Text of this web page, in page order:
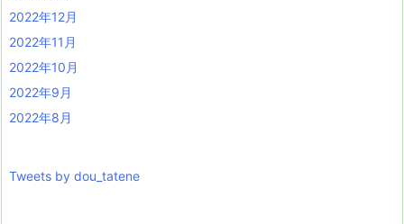
2022年12月
2022年11月
2022年10月
2022年9月
2022年8月
Tweets by dou_tatene